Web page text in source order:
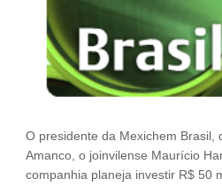
O presidente da Mexichem Brasil,
Amanco, o joinvilense Maurício
companhia planeja investir R$ 50